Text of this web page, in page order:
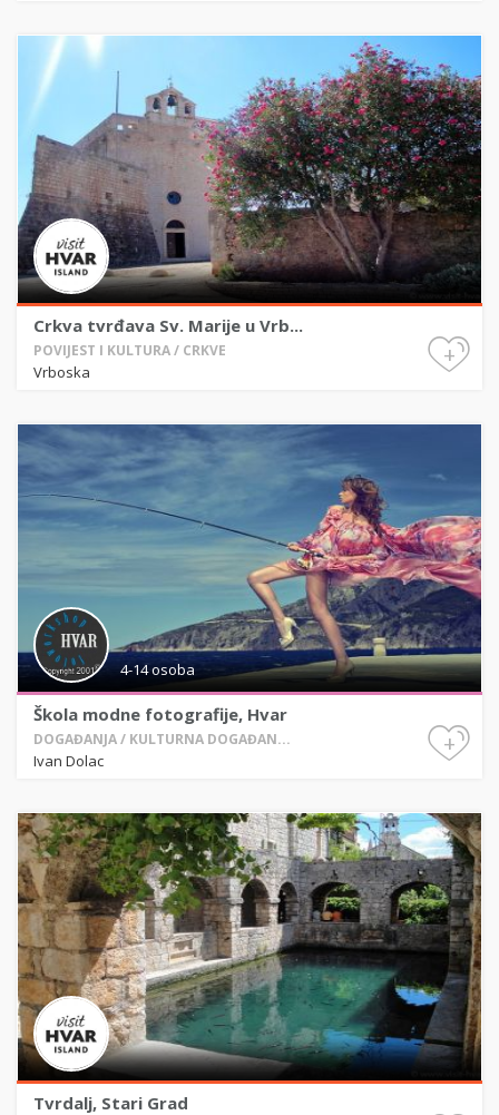
Crkva tvrđava Sv. Marije u Vrb...
POVIJEST I KULTURA / CRKVE
Vrboska
+
4-14 osoba
Škola modne fotografije, Hvar
DOGAĐANJA / KULTURNA DOGAĐAN...
Ivan Dolac
+
Tvrdalj, Stari Grad